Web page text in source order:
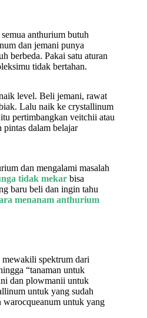
anthurium butuh
dan jemani punya
berbeda. Pakai satu aturan
tidak bertahan.
level. Beli jemani, rawat
Lalu naik ke crystallinum
pertimbangkan veitchii atau
pintas dalam belajar
dan mengalami masalah
tidak mekar bisa
baru beli dan ingin tahu
menanam anthurium
spektrum dari
“tanaman untuk
dan plowmanii untuk
untuk yang sudah
untuk yang